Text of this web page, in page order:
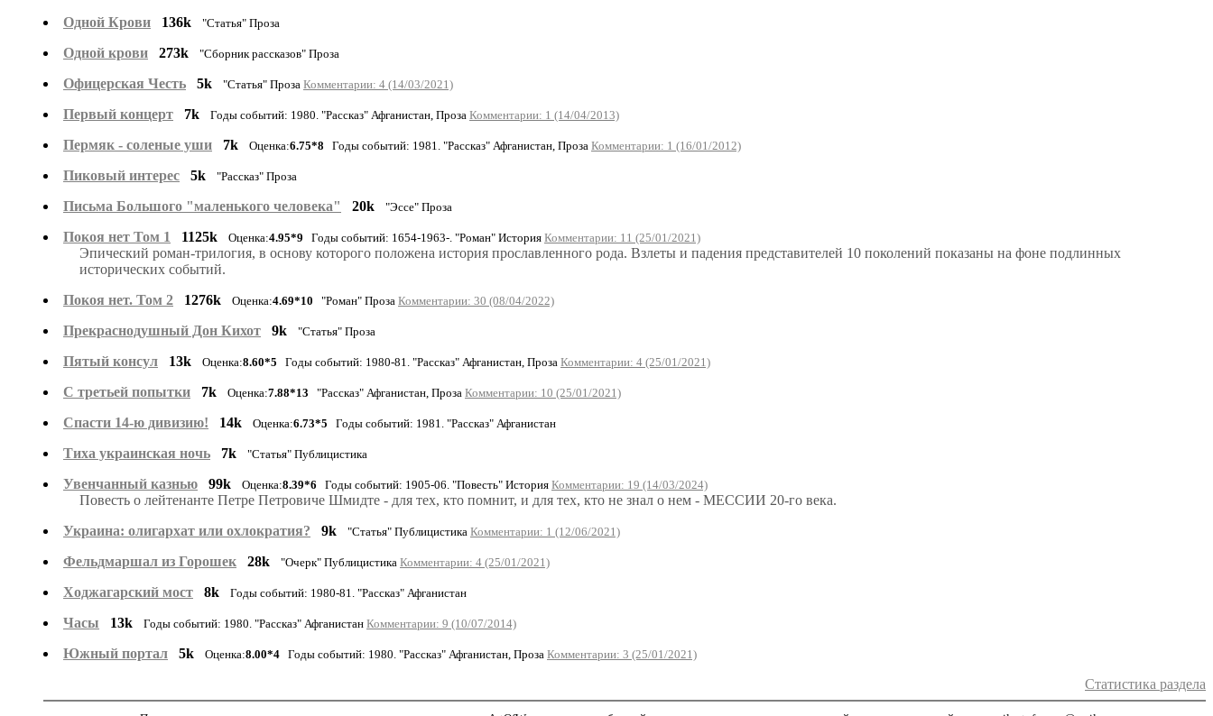
Одной Крови
136k "Статья" Проза
Одной крови 273k "Сборник рассказов" Проза
Офицерская Честь 5k "Статья" Проза Комментарии: 4 (14/03/2021)
Первый концерт 7k Годы событий: 1980. "Рассказ" Афганистан, Проза Комментарии: 1 (14/04/2013)
Пермяк - соленые уши 7k Оценка:6.75*8 Годы событий: 1981. "Рассказ" Афганистан, Проза Комментарии: 1 (16/01/2012)
Пиковый интерес 5k "Рассказ" Проза
Письма Большого "маленького человека" 20k "Эссе" Проза
Покоя нет Том 1 1125k Оценка:4.95*9 Годы событий: 1654-1963-. "Роман" История Комментарии: 11 (25/01/2021)
Эпический роман-трилогия, в основу которого положена история прославленного рода. Взлеты и падения представителей 10 поколений показаны на фоне подлинных
исторических событий.
Покоя нет. Том 2
1276k Оценка:4.69*10 "Роман" Проза Комментарии: 30 (08/04/2022)
Прекраснодушный Дон Кихот 9k "Статья" Проза
Пятый консул 13k Оценка:8.60*5 Годы событий: 1980-81. "Рассказ" Афганистан, Проза Комментарии: 4 (25/01/2021)
С третьей попытки 7k Оценка:7.88*13 "Рассказ" Афганистан, Проза Комментарии: 10 (25/01/2021)
Спасти 14-ю дивизию! 14k Оценка:6.73*5 Годы событий: 1981. "Рассказ" Афганистан
Тиха украинская ночь 7k "Статья" Публицистика
Увенчанный казнью 99k Оценка:8.39*6 Годы событий: 1905-06. "Повесть" История Комментарии: 19 (14/03/2024)
Повесть о лейтенанте Петре Петровиче Шмидте - для тех, кто помнит, и для тех, кто не знал о нем - МЕССИИ 20-го века.
Украина: олигархат или охлократия?
9k "Статья" Публицистика Комментарии: 1 (12/06/2021)
Фельдмаршал из Горошек 28k "Очерк" Публицистика Комментарии: 4 (25/01/2021)
Ходжагарский мост 8k Годы событий: 1980-81. "Рассказ" Афганистан
Часы 13k Годы событий: 1980. "Рассказ" Афганистан Комментарии: 9 (10/07/2014)
Южный портал 5k Оценка:8.00*4 Годы событий: 1980. "Рассказ" Афганистан, Проза Комментарии: 3 (25/01/2021)
Статистика раздела